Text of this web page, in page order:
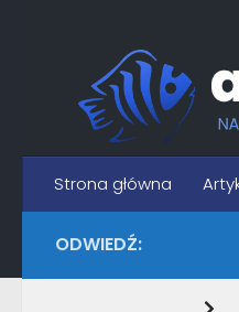
Strona główna
ODWIEDŹ: